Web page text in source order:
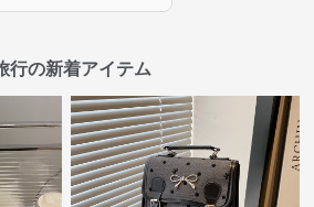
行の新着アイテム